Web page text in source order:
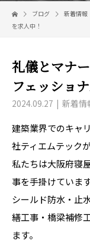
ブログ 新着情報
を求人中！
礼儀とマナ
フェッショ
2024.09.27 新着情
建築業界でのキャ
社ティエムテック
私たちは大阪府寝
事を手掛けています
シールド防水・止
繕工事・橋梁補修
ます。